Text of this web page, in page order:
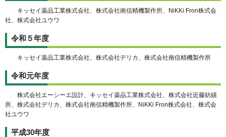
キッセイ薬品工業株式会社、株式会社南信精機製作所、NiKKi Fron株式会
社、株式会社ユウワ
令和５年度
キッセイ薬品工業株式会社、株式会社デリカ、株式会社南信精機製作所
令和元年度
株式会社エーシーエ設計、キッセイ薬品工業株式会社、株式会社近藤紡績
所、株式会社デリカ、株式会社南信精機製作所、NiKKi Fron株式会社、株式会
社ユウワ
平成30年度